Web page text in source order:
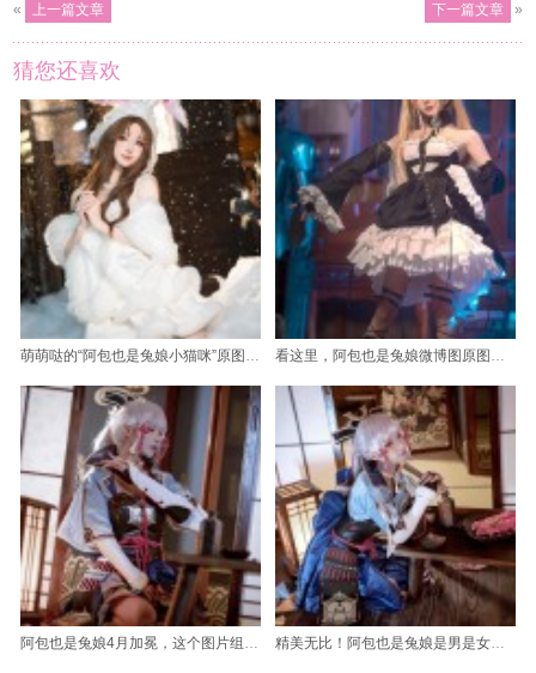
« 上一篇文章 下一篇文章 »
猜您还喜欢
萌萌哒的“阿包也是兔娘小猫咪”原图，肆意展现最美的一面 看这里，阿包也是兔娘微博图原图上线了